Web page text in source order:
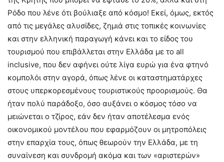
Ρόδο που λένε ότι βούλιαξε από κόσμο! Εκεί, όμως, εκτός
από τις μεγάλες αλυσίδες, ζημιά στις τοπικές κοινωνίες
και στην ελληνική παραγωγή κάνει και το είδος του
τουρισμού που επιβάλλεται στην Ελλάδα με το all
inclusive, που δεν αφήνει ούτε λίγα ευρώ για ένα φτηνό
κομπολόι στην αγορά, όπως λένε οι καταστηματάρχες
στους υπερκορεσμένους τουριστικούς προορισμούς. Θα
ήταν πολύ παράδοξο, όσο αυξάνει ο κόσμος τόσο να
μειώνεται ο τζίρος, εάν δεν ήταν αποτέλεσμα ενός
οικονομικού μοντέλου που εφαρμόζουν οι μητροπόλεις
στην επαρχία τους, όπως θεωρούν την Ελλάδα, με τη
συναίνεση και συνδρομή ακόμα και των «αριστερών»